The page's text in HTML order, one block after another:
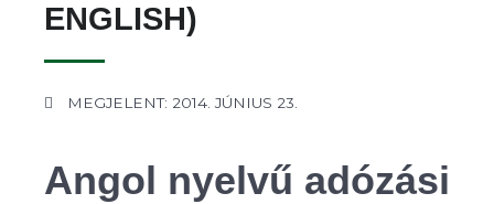
ENGLISH)
MEGJELENT: 2014. JÚNIUS 23.
Angol nyelvű adózási